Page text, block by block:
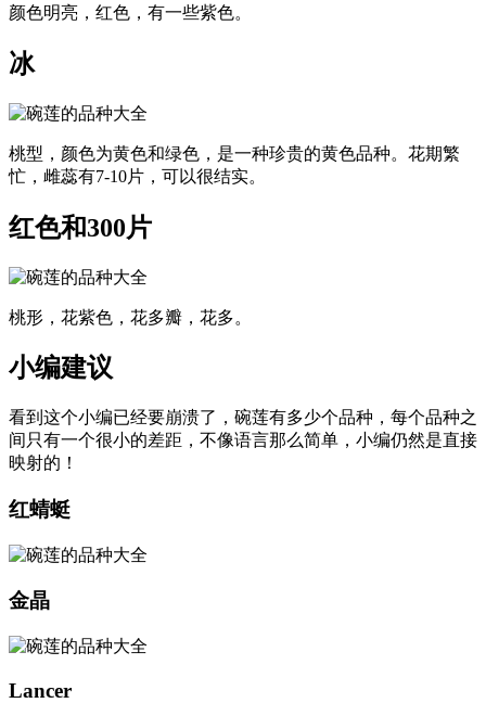
颜色明亮，红色，有一些紫色。
冰
桃型，颜色为黄色和绿色，是一种珍贵的黄色品种。花期繁
忙，雌蕊有7-10片，可以很结实。
红色和300片
桃形，花紫色，花多瓣，花多。
小编建议
看到这个小编已经要崩溃了，碗莲有多少个品种，每个品种之
间只有一个很小的差距，不像语言那么简单，小编仍然是直接
映射的！
红蜻蜓
金晶
Lancer